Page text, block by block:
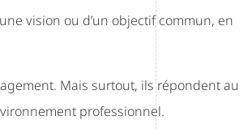
vision ou d’un objectif commun, en
Mais surtout, ils répondent au
professionnel.